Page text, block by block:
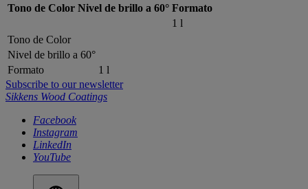
Tono de Color Nivel de brillo a 60° Formato
1 l
Tono de Color
Nivel de brillo a 60°
Formato
1 l
Subscribe to our newsletter
Sikkens Wood Coatings
Facebook
Instagram
LinkedIn
YouTube